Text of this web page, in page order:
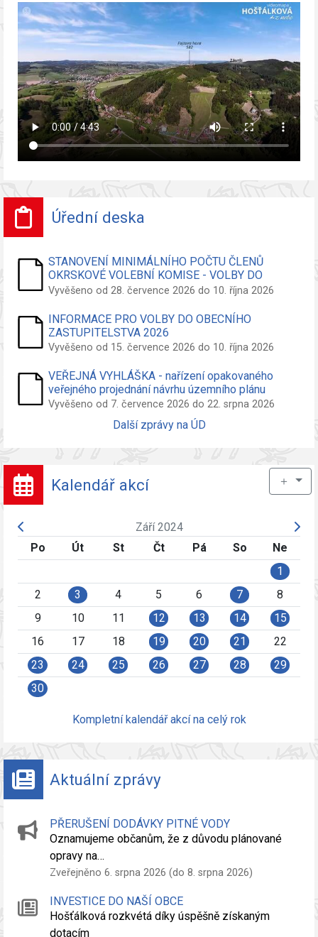
Úřední deska
STANOVENÍ MINIMÁLNÍHO POČTU ČLENŮ
OKRSKOVÉ VOLEBNÍ KOMISE - VOLBY DO
ZASTUPITELSTVA OBCE
Vyvěšeno od 28. července 2026 do 10. října 2026
INFORMACE PRO VOLBY DO OBECNÍHO
ZASTUPITELSTVA 2026
Vyvěšeno od 15. července 2026 do 10. října 2026
VEŘEJNÁ VYHLÁŠKA - nařízení opakovaného
veřejného projednání návrhu územního plánu
Vyvěšeno od 7. července 2026 do 22. srpna 2026
Další zprávy na ÚD
Kalendář akcí ＋
Září 2024
Po
Út St Čt Pá So
Ne
1
2
3 4 5 6 7
8
9
10 11 12 13 14
15
16
17 18 19 20 21
22
23
24 25 26 27 28
29
30
Kompletní kalendář akcí na celý rok
Aktuální zprávy
PŘERUŠENÍ DODÁVKY PITNÉ VODY
Oznamujeme občanům, že z důvodu plánované
opravy na…
Zveřejněno 6. srpna 2026 (do 8. srpna 2026)
INVESTICE DO NAŠÍ OBCE
Hošťálková rozkvétá díky úspěšně získaným
dotacím